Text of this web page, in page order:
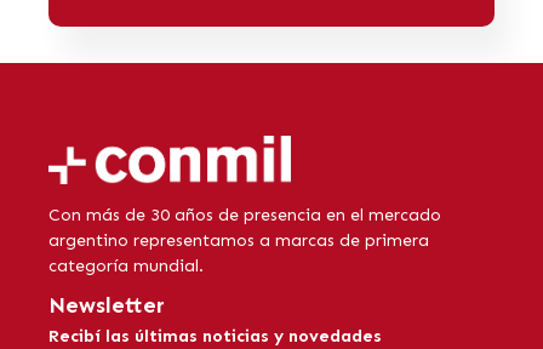
Con más de 30 años de presencia en el mercado
argentino representamos a marcas de primera
categoría mundial.
Newsletter
Recibí las últimas noticias y novedades